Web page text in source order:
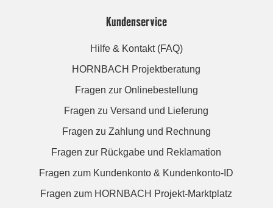
Kundenservice
Hilfe & Kontakt (FAQ)
HORNBACH Projektberatung
Fragen zur Onlinebestellung
Fragen zu Versand und Lieferung
Fragen zu Zahlung und Rechnung
Fragen zur Rückgabe und Reklamation
Fragen zum Kundenkonto & Kundenkonto-ID
Fragen zum HORNBACH Projekt-Marktplatz